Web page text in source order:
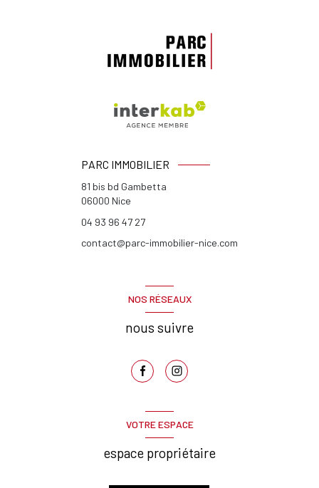
PARC IMMOBILIER
81 bis bd Gambetta
06000 Nice
04 93 96 47 27
contact@parc-immobilier-nice.com
NOS RÉSEAUX
nous suivre
VOTRE ESPACE
espace propriétaire